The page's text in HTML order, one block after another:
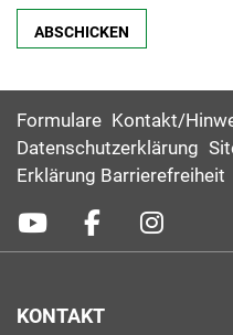
Formulare Kontakt/
Datenschutzerklärung
Erklärung Barrierefreiheit
KONTAKT